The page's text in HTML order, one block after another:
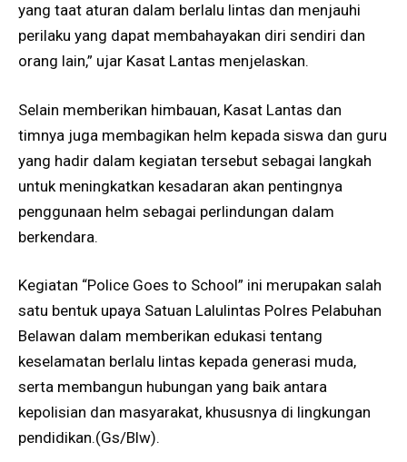
yang taat aturan dalam berlalu lintas dan menjauhi
perilaku yang dapat membahayakan diri sendiri dan
orang lain,” ujar Kasat Lantas menjelaskan.
Selain memberikan himbauan, Kasat Lantas dan
timnya juga membagikan helm kepada siswa dan guru
yang hadir dalam kegiatan tersebut sebagai langkah
untuk meningkatkan kesadaran akan pentingnya
penggunaan helm sebagai perlindungan dalam
berkendara.
Kegiatan “Police Goes to School” ini merupakan salah
satu bentuk upaya Satuan Lalulintas Polres Pelabuhan
Belawan dalam memberikan edukasi tentang
keselamatan berlalu lintas kepada generasi muda,
serta membangun hubungan yang baik antara
kepolisian dan masyarakat, khususnya di lingkungan
pendidikan.(Gs/Blw).